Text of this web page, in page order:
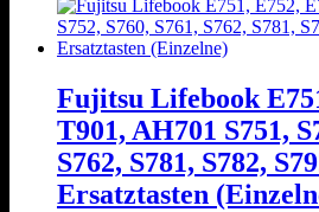
Fujitsu Lifebook
T901, AH701 S751,
S762, S781, S782,
Ersatztasten